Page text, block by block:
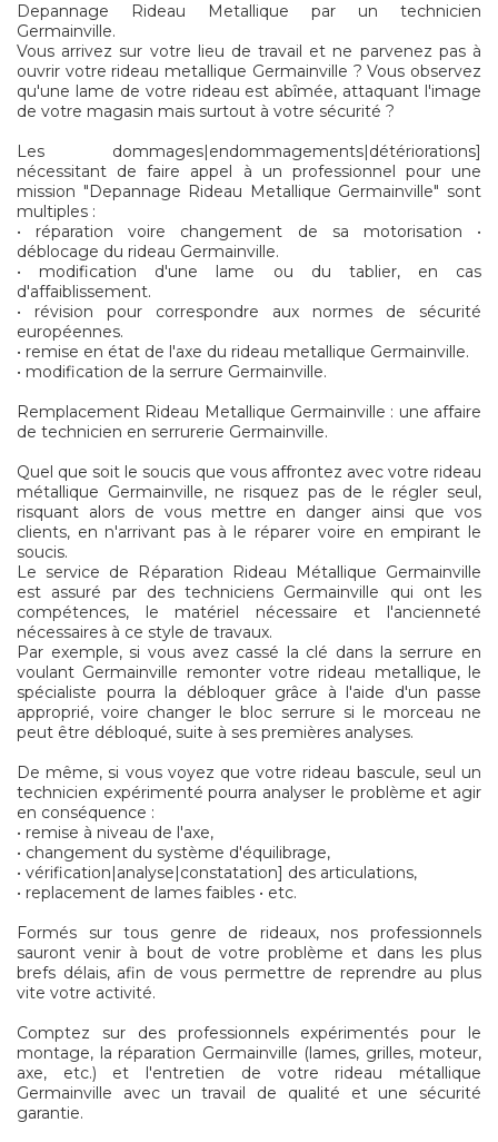
Depannage Rideau Metallique par un technicien
Germainville.
Vous arrivez sur votre lieu de travail et ne parvenez pas à
ouvrir votre rideau metallique Germainville ? Vous observez
qu'une lame de votre rideau est abîmée, attaquant l'image
de votre magasin mais surtout à votre sécurité ?
Les dommages|endommagements|détériorations]
nécessitant de faire appel à un professionnel pour une
mission "Depannage Rideau Metallique Germainville" sont
multiples :
• réparation voire changement de sa motorisation •
déblocage du rideau Germainville.
• modification d'une lame ou du tablier, en cas
d'affaiblissement.
• révision pour correspondre aux normes de sécurité
européennes.
• remise en état de l'axe du rideau metallique Germainville.
• modification de la serrure Germainville.
Remplacement Rideau Metallique Germainville : une affaire
de technicien en serrurerie Germainville.
Quel que soit le soucis que vous affrontez avec votre rideau
métallique Germainville, ne risquez pas de le régler seul,
risquant alors de vous mettre en danger ainsi que vos
clients, en n'arrivant pas à le réparer voire en empirant le
soucis.
Le service de Réparation Rideau Métallique Germainville
est assuré par des techniciens Germainville qui ont les
compétences, le matériel nécessaire et l'ancienneté
nécessaires à ce style de travaux.
Par exemple, si vous avez cassé la clé dans la serrure en
voulant Germainville remonter votre rideau metallique, le
spécialiste pourra la débloquer grâce à l'aide d'un passe
approprié, voire changer le bloc serrure si le morceau ne
peut être débloqué, suite à ses premières analyses.
De même, si vous voyez que votre rideau bascule, seul un
technicien expérimenté pourra analyser le problème et agir
en conséquence :
• remise à niveau de l'axe,
• changement du système d'équilibrage,
• vérification|analyse|constatation] des articulations,
• replacement de lames faibles • etc.
Formés sur tous genre de rideaux, nos professionnels
sauront venir à bout de votre problème et dans les plus
brefs délais, afin de vous permettre de reprendre au plus
vite votre activité.
Comptez sur des professionnels expérimentés pour le
montage, la réparation Germainville (lames, grilles, moteur,
axe, etc.) et l'entretien de votre rideau métallique
Germainville avec un travail de qualité et une sécurité
garantie.